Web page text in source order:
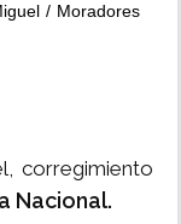
Moradores
corregimiento
Nacional.